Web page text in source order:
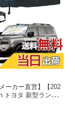
ーカー直営】【202
トヨタ 新型ランド
専用 傘型サンシェ
ス シェード LC250